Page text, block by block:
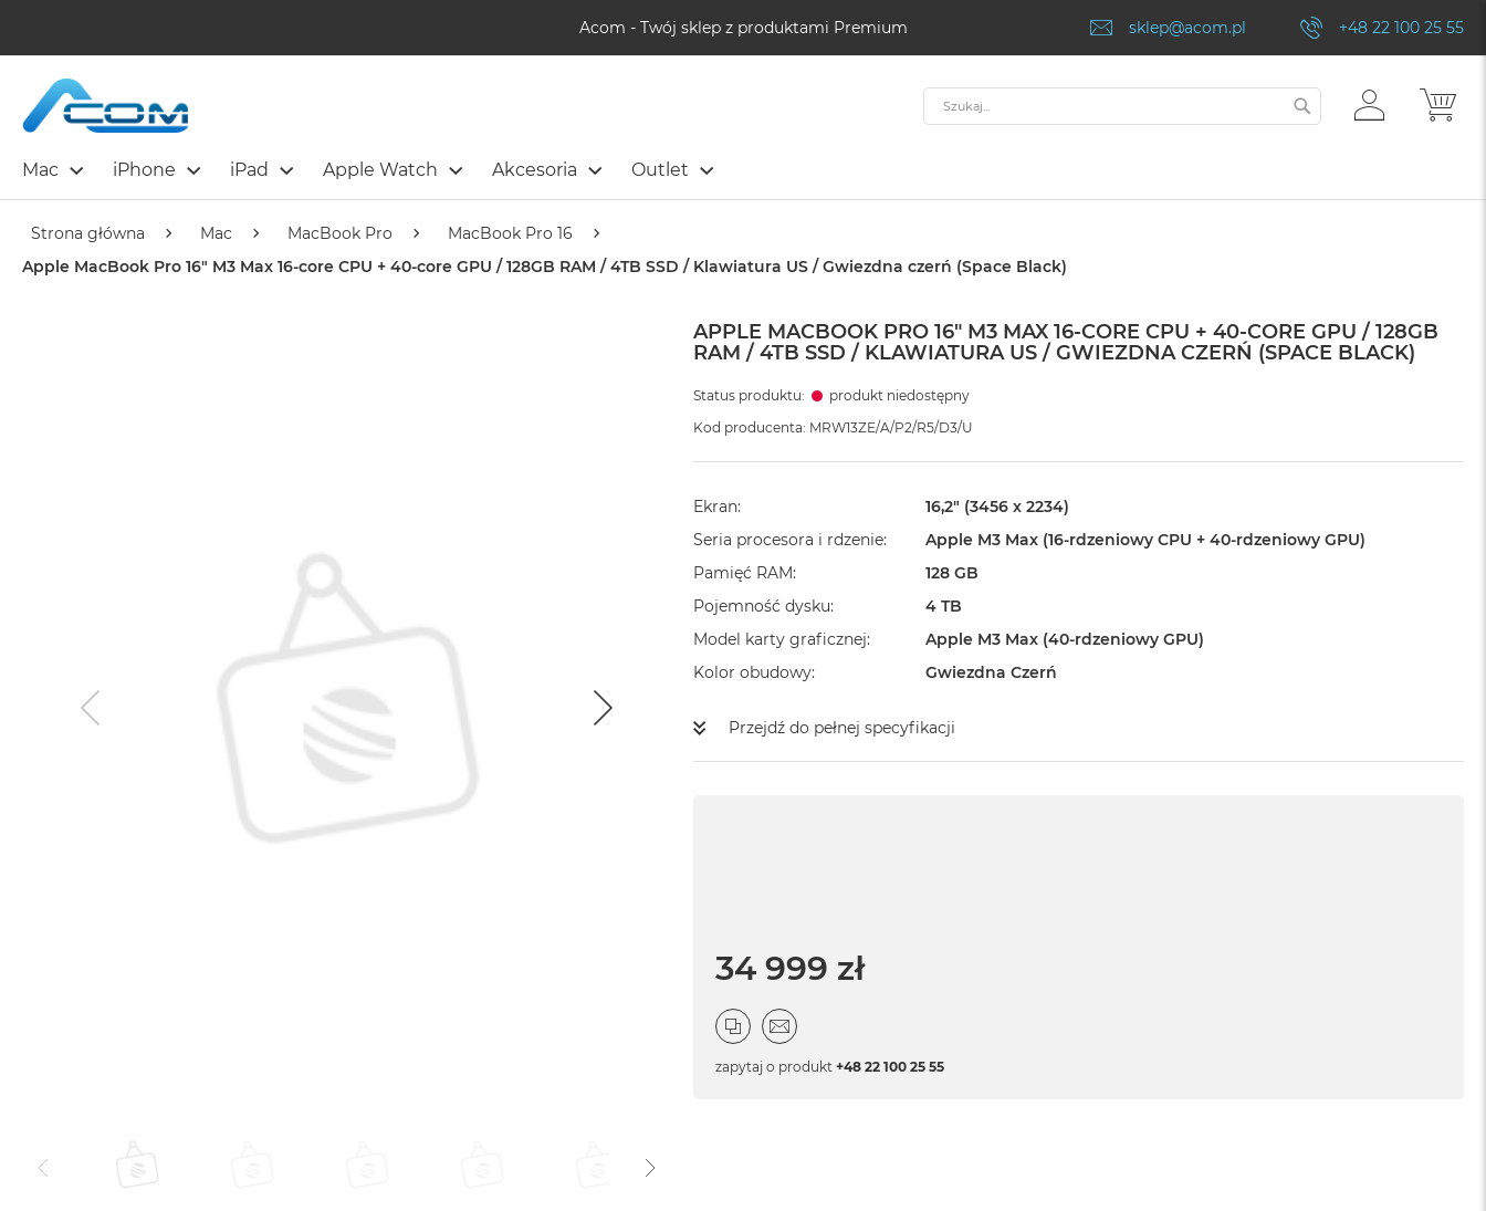
Acom - Twój sklep z produktami Premium sklep@acom.pl +48 22 100 25 55
Mac iPhone iPad Apple Watch Akcesoria Outlet
ZALOGUJ
SIĘ
Szukaj SZUKAJ
Strona główna Mac MacBook Pro
MacBook Pro 16
Apple MacBook Pro 16" M3 Max 16-core CPU + 40-core GPU / 128GB RAM / 4TB SSD / Klawiatura US / Gwiezdna czerń (Space Black)
APPLE MACBOOK PRO 16" M3 MAX 16-CORE CPU + 40-CORE GPU / 128GB
RAM / 4TB SSD / KLAWIATURA US / GWIEZDNA CZERŃ (SPACE BLACK)
Status produktu:
produkt niedostępny
Kod producenta: MRW13ZE/A/P2/R5/D3/U
Ekran
16,2" (3456 x 2234)
Seria procesora i rdzenie
Apple M3 Max (16-rdzeniowy CPU + 40-rdzeniowy GPU)
Pamięć RAM
128 GB
Pojemność dysku
4 TB
Model karty graficznej
Apple M3 Max (40-rdzeniowy GPU)
Kolor obudowy
Gwiezdna Czerń
Przejdź do pełnej specyfikacji
34 999 zł
zapytaj o produkt +48 22 100 25 55